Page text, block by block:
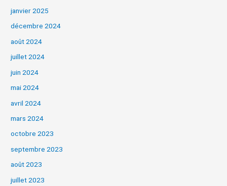
janvier 2025
décembre 2024
août 2024
juillet 2024
juin 2024
mai 2024
avril 2024
mars 2024
octobre 2023
septembre 2023
août 2023
juillet 2023